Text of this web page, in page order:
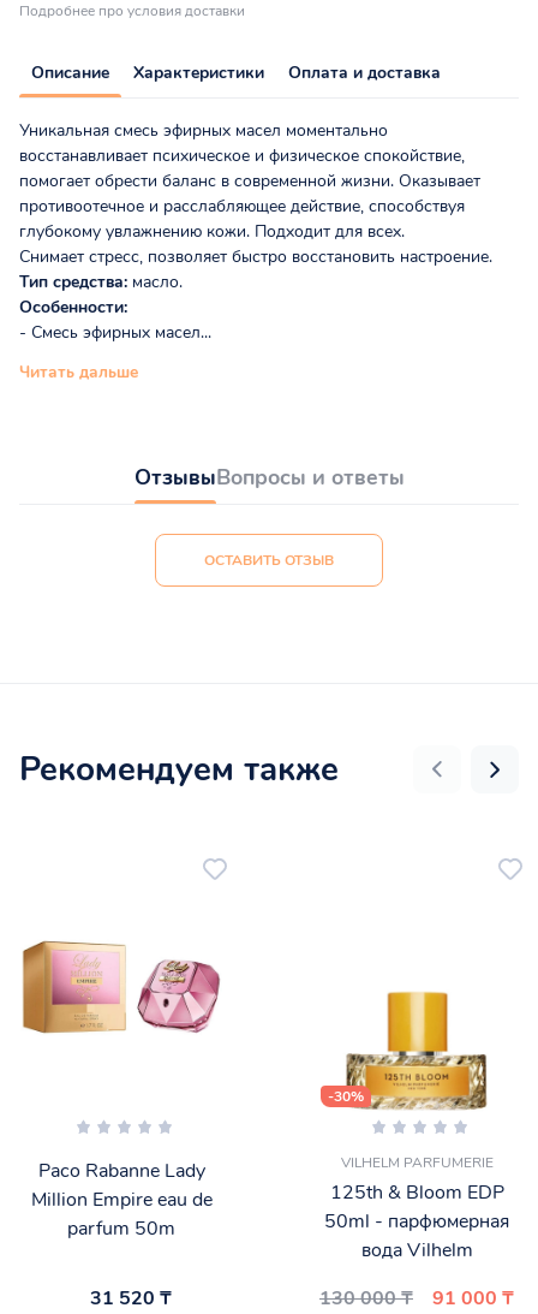
Подробнее про условия доставки
Описание Характеристики Оплата и доставка
Уникальная смесь эфирных масел моментально
восстанавливает психическое и физическое спокойствие,
помогает обрести баланс в современной жизни. Оказывает
противоотечное и расслабляющее действие, способствуя
глубокому увлажнению кожи. Подходит для всех.
Снимает стресс, позволяет быстро восстановить настроение.
Тип средства: масло.
Особенности:
- Смесь эфирных масел...
Читать дальше
ОтзывыВопросы и ответы
ОСТАВИТЬ ОТЗЫВ
Рекомендуем также
Paco Rabanne Lady
Million Empire eau de
parfum 50m
31 520 ₸
-30%
VILHELM PARFUMERIE
125th & Bloom EDP
50ml - парфюмерная
вода Vilhelm
130 000 ₸
91 000 ₸